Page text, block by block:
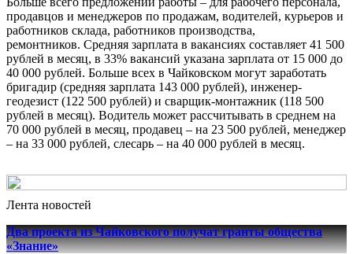
продавцов и менеджеров по продажам, водителей, курьеров и
работников склада, работников производства,
ремонтников. Средняя зарплата в вакансиях составляет 41 500
рублей в месяц, в 33% вакансий указана зарплата от 15 000 до
40 000 рублей. Больше всех в Чайковском могут заработать
бригадир (средняя зарплата 143 000 рублей), инженер-
геодезист (122 500 рублей) и сварщик-монтажник (118 500
рублей в месяц). Водитель может рассчитывать в среднем на
70 000 рублей в месяц, продавец ‒ на 23 500 рублей, менеджер
‒ на 33 000 рублей, слесарь ‒ на 40 000 рублей в месяц.
Лента новостей
Два проекта из Чайковского получат гранты общества
«Знание»